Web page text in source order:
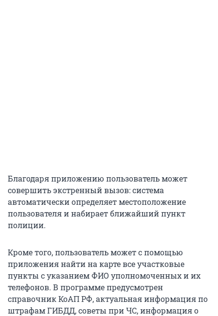
Благодаря приложению пользователь может
совершить экстренный вызов: система
автоматически определяет местоположение
пользователя и набирает ближайший пункт
полиции.
Кроме того, пользователь может с помощью
приложения найти на карте все участковые
пункты с указанием ФИО уполномоченных и их
телефонов. В программе предусмотрен
справочник КоАП РФ, актуальная информация по
штрафам ГИБДД, советы при ЧС, информация о